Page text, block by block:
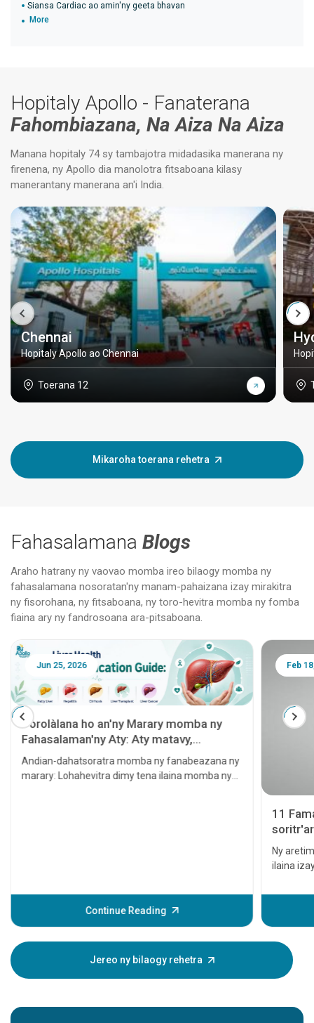
Siansa Cardiac ao amin'ny geeta bhavan
More
Hopitaly Apollo - Fanaterana
Fahombiazana, Na Aiza Na Aiza
Manana hopitaly 74 sy tambajotra midadasika manerana ny
firenena, ny Apollo dia manolotra fitsaboana kilasy
manerantany manerana an'i India.
Chennai
Hopitaly Apollo ao Chennai
Toerana 12
Mikaroha toerana rehetra
Fahasalamana Blogs
Araho hatrany ny vaovao momba ireo bilaogy momba ny
fahasalamana nosoratan'ny manam-pahaizana izay mirakitra
ny fisorohana, ny fitsaboana, ny toro-hevitra momba ny fomba
fiaina ary ny fandrosoana ara-pitsaboana.
Jun 25, 2026
Torolàlana ho an'ny Marary momba ny
Fahasalaman'ny Aty: Aty matavy,
Hepatita, Sirôzy, Famindrana Aty ary
Homamiadan'ny Aty
Andian-dahatsoratra momba ny fanabeazana ny
marary: Lohahevitra dimy tena ilaina momba ny
Continue Reading
Feb
11
Ny
ilaina
raha tsy
aretim-
dia
voaro,
Jereo ny bilaogy rehetra